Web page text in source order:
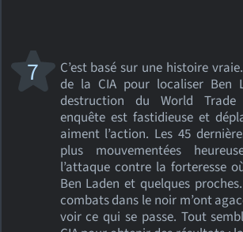
C’est basé sur une histoire
de la CIA pour localiser Ben
destruction du World Trade
enquête est fastidieuse et
aiment l’action. Les 45
plus mouvementées
l’attaque contre la forteresse
Ben Laden et quelques
combats dans le noir m’ont
voir ce qui se passe. Tout
7